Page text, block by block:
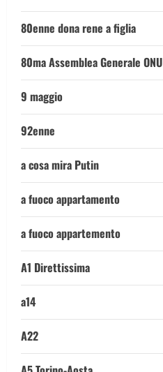
80enne dona rene a figlia
80ma Assemblea Generale ONU
9 maggio
92enne
a cosa mira Putin
a fuoco appartamento
a fuoco appartemento
A1 Direttissima
a14
A22